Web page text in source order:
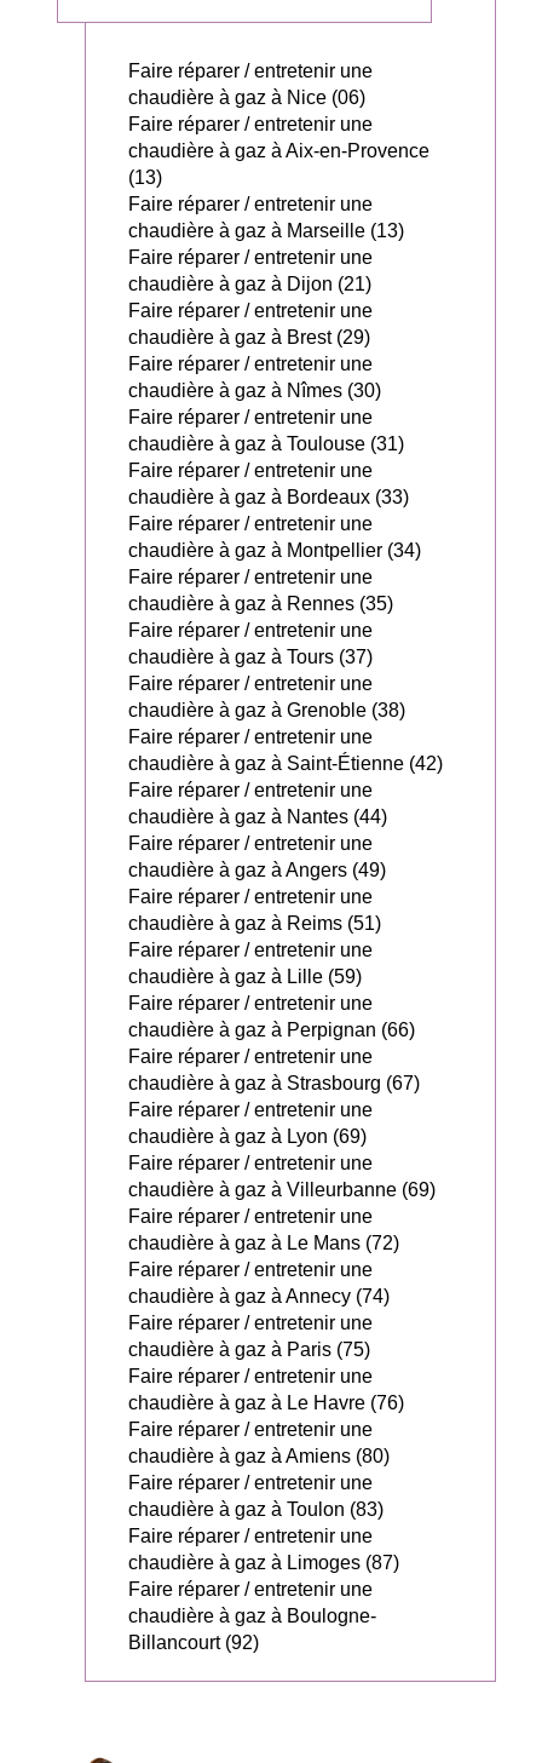
Faire réparer / entretenir une
chaudière à gaz à Nice (06)
Faire réparer / entretenir une
chaudière à gaz à Aix-en-Provence
(13)
Faire réparer / entretenir une
chaudière à gaz à Marseille (13)
Faire réparer / entretenir une
chaudière à gaz à Dijon (21)
Faire réparer / entretenir une
chaudière à gaz à Brest (29)
Faire réparer / entretenir une
chaudière à gaz à Nîmes (30)
Faire réparer / entretenir une
chaudière à gaz à Toulouse (31)
Faire réparer / entretenir une
chaudière à gaz à Bordeaux (33)
Faire réparer / entretenir une
chaudière à gaz à Montpellier (34)
Faire réparer / entretenir une
chaudière à gaz à Rennes (35)
Faire réparer / entretenir une
chaudière à gaz à Tours (37)
Faire réparer / entretenir une
chaudière à gaz à Grenoble (38)
Faire réparer / entretenir une
chaudière à gaz à Saint-Étienne (42)
Faire réparer / entretenir une
chaudière à gaz à Nantes (44)
Faire réparer / entretenir une
chaudière à gaz à Angers (49)
Faire réparer / entretenir une
chaudière à gaz à Reims (51)
Faire réparer / entretenir une
chaudière à gaz à Lille (59)
Faire réparer / entretenir une
chaudière à gaz à Perpignan (66)
Faire réparer / entretenir une
chaudière à gaz à Strasbourg (67)
Faire réparer / entretenir une
chaudière à gaz à Lyon (69)
Faire réparer / entretenir une
chaudière à gaz à Villeurbanne (69)
Faire réparer / entretenir une
chaudière à gaz à Le Mans (72)
Faire réparer / entretenir une
chaudière à gaz à Annecy (74)
Faire réparer / entretenir une
chaudière à gaz à Paris (75)
Faire réparer / entretenir une
chaudière à gaz à Le Havre (76)
Faire réparer / entretenir une
chaudière à gaz à Amiens (80)
Faire réparer / entretenir une
chaudière à gaz à Toulon (83)
Faire réparer / entretenir une
chaudière à gaz à Limoges (87)
Faire réparer / entretenir une
chaudière à gaz à Boulogne-
Billancourt (92)